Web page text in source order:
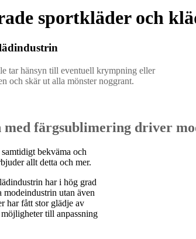
sportkläder och
tar hänsyn till eventuell krympning eller
och skär ut alla mönster noggrant.
med färgsublimering driver
bekväma och
allt detta och mer.
har i hög grad
utan även
har fått stor glädje av
till anpassning